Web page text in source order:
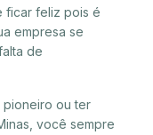
ficar feliz pois é
empresa se
de
ou ter
você sempre